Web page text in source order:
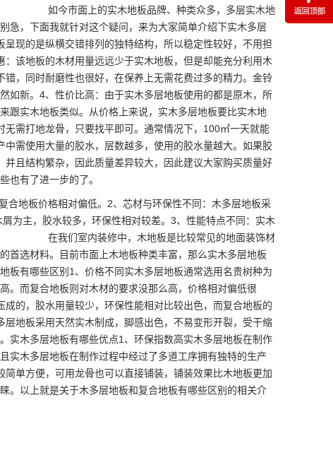
如今市面上的实木地板品牌、种类众多，多层实木地
急，下面我就针对这个疑问，来为大家简单介绍下实木多层
现的是纵横交错排列的独特结构，所以稳定性较好，不用担
该地板的木材用量远远少于实木地板，但是却能充分利用木
，同时耐磨性也很好，在保养上无需花费过多的精力。金铃
如新。4、性价比高：由于实木多层地板使用的都是原木，所
跟实木地板类似。从价格上来说，实木多层地板要比实木地
需打地龙骨，只要找平即可。通常情况下，100㎡一天就能
需使用大量的胶水，层数越多，使用的胶水量越大。如果胶
且结构繁杂，因此质量差异较大，因此建议大家购买质量好
也有了进一步的了。
合地板价格相对偏低。2、芯材与环保性不同：木多层地板采
为主，胶水较多，环保性相对较差。3、性能特点不同：实木
在我们室内装修中，木地板是比较常见的地面装饰材
首选材料。目前市面上木地板种类丰富，那么实木多层地板
板有哪些区别1、价格不同实木多层地板通常选用名贵树种为
。而复合地板则对木材的要求没那么高，价格相对偏低很
的，胶水用量较少，环保性能相对比较出色，而复合地板的
地板采用天然实木制成，脚感出色，不易变形开裂，受干缩
实木多层地板有哪些优点1、环保指数高实木多层地板在制作
实木多层地板在制作过程中经过了多道工序拥有独特的生产
单方便，可用龙骨也可以直接铺装，铺装效果比木地板更加
。以上就是关于木多层地板和复合地板有哪些区别的相关介